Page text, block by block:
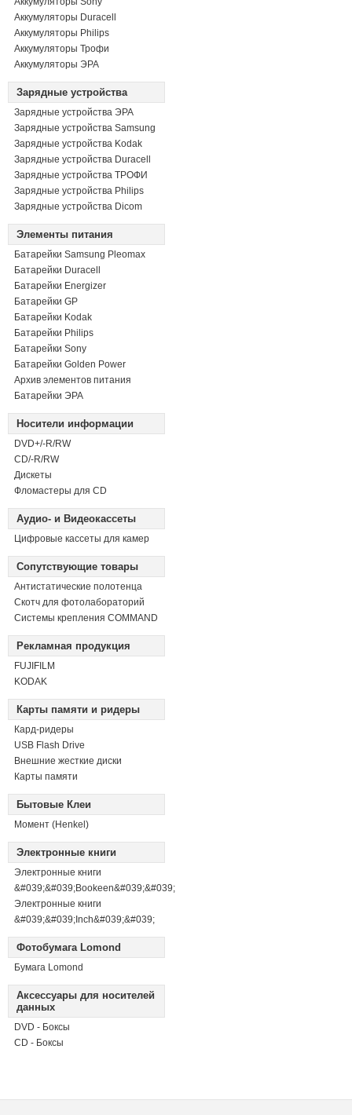
Аккумуляторы Duracell
Аккумуляторы Philips
Аккумуляторы Трофи
Аккумуляторы ЭРА
Зарядные устройства
Зарядные устройства ЭРА
Зарядные устройства Samsung
Зарядные устройства Kodak
Зарядные устройства Duracell
Зарядные устройства ТРОФИ
Зарядные устройства Philips
Зарядные устройства Dicom
Элементы питания
Батарейки Samsung Pleomax
Батарейки Duracell
Батарейки Energizer
Батарейки GP
Батарейки Kodak
Батарейки Philips
Батарейки Sony
Батарейки Golden Power
Архив элементов питания
Батарейки ЭРА
Носители информации
DVD+/-R/RW
СD/-R/RW
Дискеты
Фломастеры для CD
Аудио- и Видеокассеты
Цифровые кассеты для камер
Сопутствующие товары
Антистатические полотенца
Скотч для фотолабораторий
Системы крепления COMMAND
Рекламная продукция
FUJIFILM
KODAK
Карты памяти и ридеры
Кард-ридеры
USB Flash Drive
Внешние жесткие диски
Карты памяти
Бытовые Клеи
Момент (Henkel)
Электронные книги
Электронные книги
&#039;&#039;Bookeen&#039;&#039;
Электронные книги
&#039;&#039;Inch&#039;&#039;
Фотобумага Lomond
Бумага Lomond
Аксессуары для носителей
данных
DVD - Боксы
CD - Боксы